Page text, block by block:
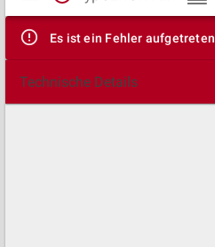
Viewer
Es ist ein Fehler aufgetreten
Technische Details